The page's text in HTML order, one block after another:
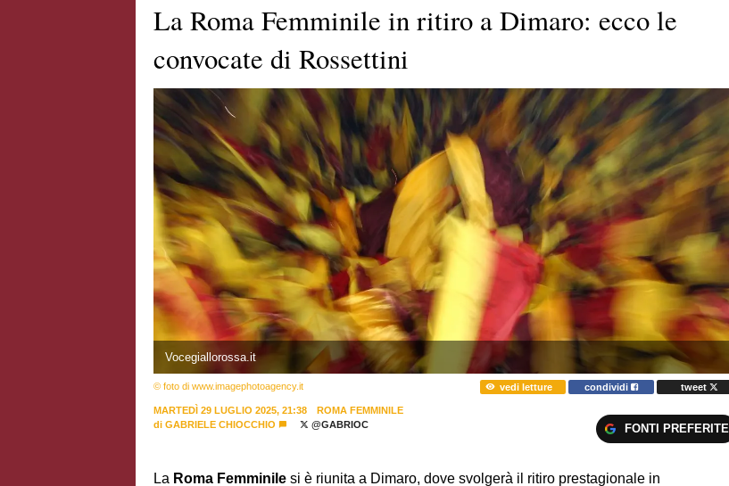
La Roma Femminile in ritiro a Dimaro: ecco le
convocate di Rossettini
Vocegiallorossa.it
© foto di www.imagephotoagency.it vedi letture condividi tweet
MARTEDÌ 29 LUGLIO 2025, 21:38
ROMA FEMMINILE
di GABRIELE CHIOCCHIO @GABRIOC FONTI PREFERITE
La Roma Femminile si è riunita a Dimaro, dove svolgerà il ritiro prestagionale in